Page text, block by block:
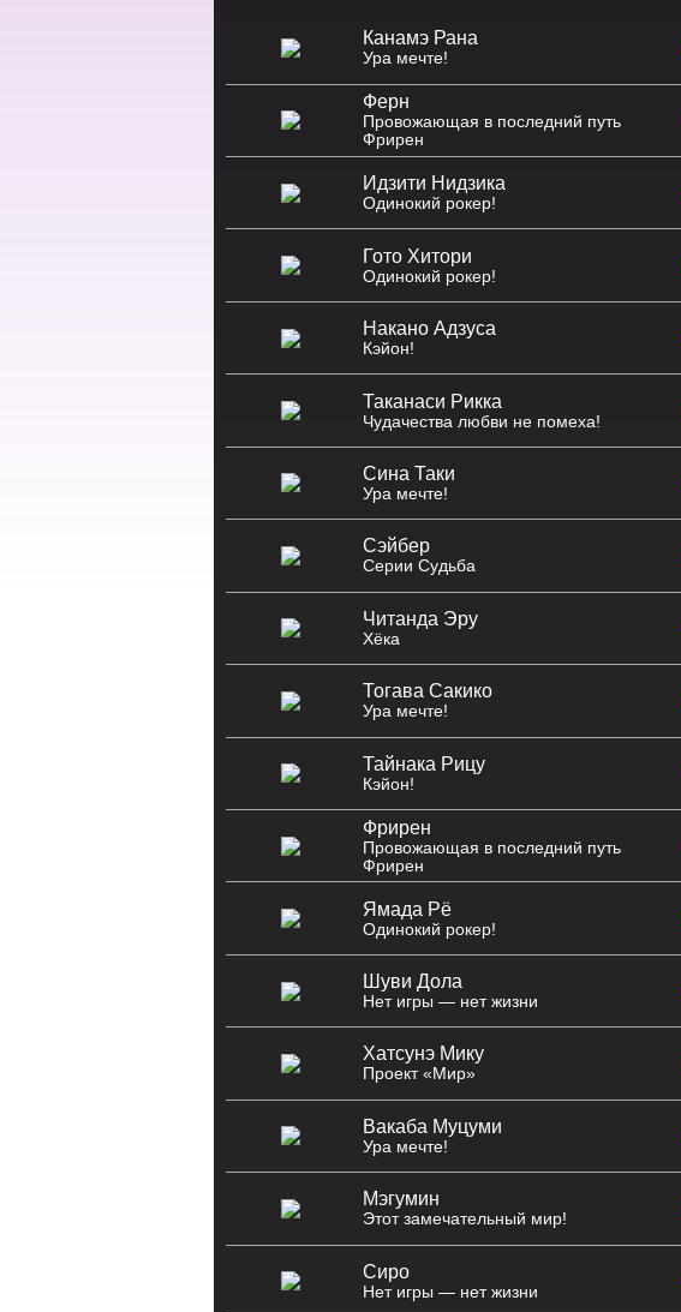
Канамэ Рана
Ура мечте!
Ферн
Провожающая в последний путь
Фрирен
Идзити Нидзика
Одинокий рокер!
Гото Хитори
Одинокий рокер!
Накано Адзуса
Кэйон!
Таканаси Рикка
Чудачества любви не помеха!
Сина Таки
Ура мечте!
Сэйбер
Серии Судьба
Читанда Эру
Хёка
Тогава Сакико
Ура мечте!
Тайнака Рицу
Кэйон!
Фрирен
Провожающая в последний путь
Фрирен
Ямада Рё
Одинокий рокер!
Шуви Дола
Нет игры — нет жизни
Хатсунэ Мику
Проект «Мир»
Вакаба Муцуми
Ура мечте!
Мэгумин
Этот замечательный мир!
Сиро
Нет игры — нет жизни